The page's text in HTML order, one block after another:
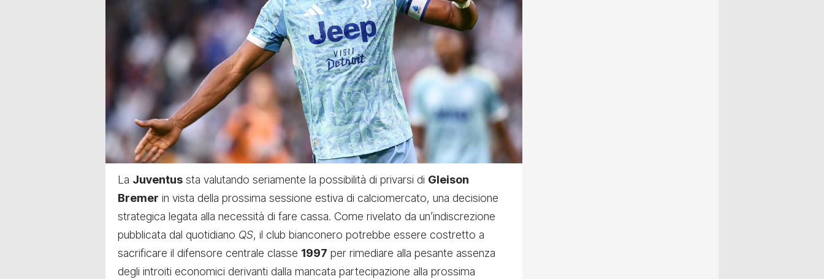
La Juventus sta valutando seriamente la possibilità di privarsi di Gleison
Bremer in vista della prossima sessione estiva di calciomercato, una decisione
strategica legata alla necessità di fare cassa. Come rivelato da un’indiscrezione
pubblicata dal quotidiano QS, il club bianconero potrebbe essere costretto a
sacrificare il difensore centrale classe 1997 per rimediare alla pesante assenza
degli introiti economici derivanti dalla mancata partecipazione alla prossima